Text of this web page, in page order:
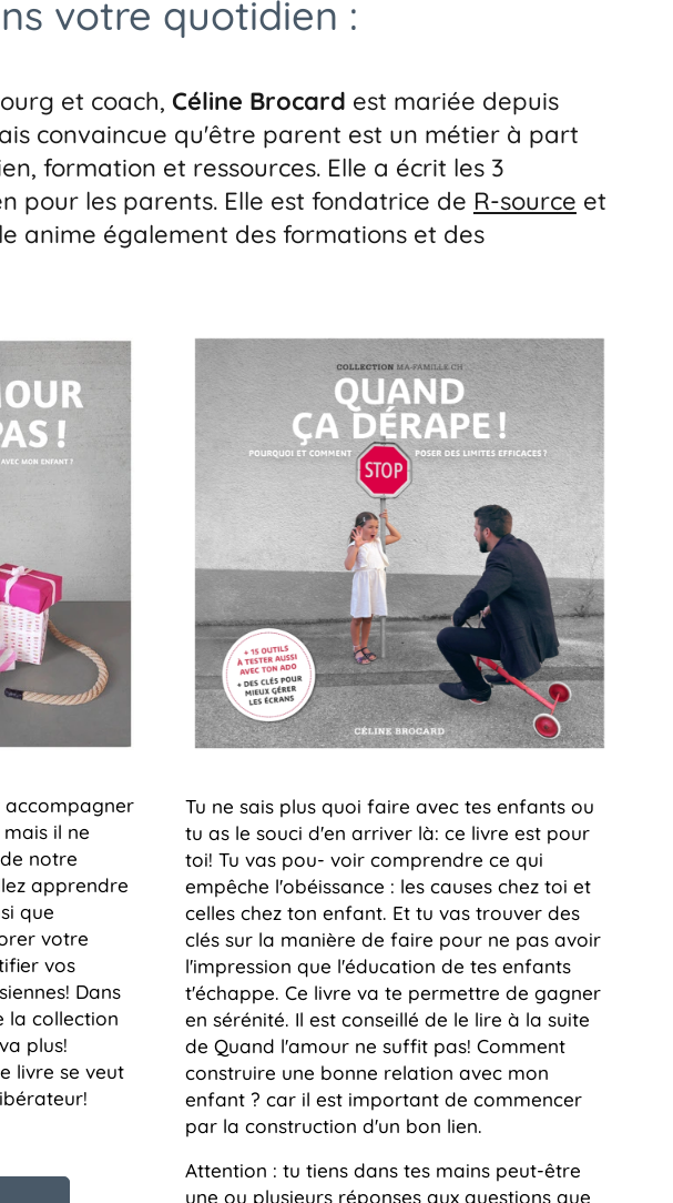
votre quotidien :
et coach, Céline Brocard est mariée depuis
convaincue qu'être parent est un métier à part
formation et ressources. Elle a écrit les 3
pour les parents. Elle est fondatrice de R-source et
anime également des formations et des
accompagner
il ne
notre
apprendre
que
votre
vos
Dans
la collection
plus!
livre se veut
Tu ne sais plus quoi faire avec tes enfants ou
tu as le souci d'en arriver là: ce livre est pour
toi! Tu vas pou- voir comprendre ce qui
empêche l'obéissance : les causes chez toi et
celles chez ton enfant. Et tu vas trouver des
clés sur la manière de faire pour ne pas avoir
l'impression que l'éducation de tes enfants
t'échappe. Ce livre va te permettre de gagner
en sérénité. Il est conseillé de le lire à la suite
de Quand l'amour ne suffit pas! Comment
construire une bonne relation avec mon
enfant ? car il est important de commencer
par la construction d'un bon lien.
Attention : tu tiens dans tes mains peut-être
une ou plusieurs réponses aux questions que